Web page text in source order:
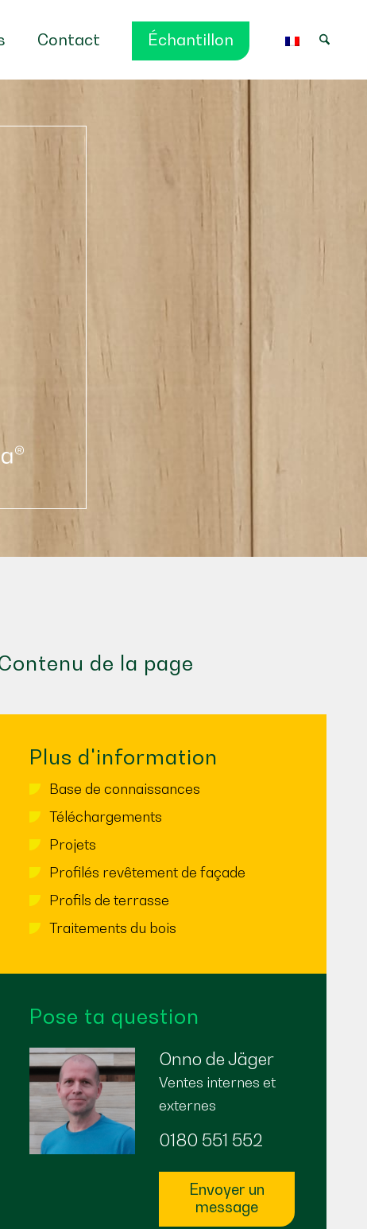
Contact Échantillon
de la page
Plus d'information
Base de connaissances
Téléchargements
Projets
Profilés revêtement de façade
Profils de terrasse
Traitements du bois
Pose ta question
Onno de Jäger
Ventes internes et
externes
0180 551 552
Envoyer un
message